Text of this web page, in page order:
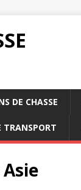
DE CHASSE
TRANSPORT